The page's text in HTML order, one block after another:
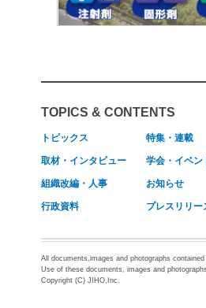
TOPICS & CONTENTS
トピックス 特集・連載
取材・インタビュー 学会・イベン
組織改編・人事 お知らせ
行政資料 プレスリリー
All documents,images and photographs
Use of these documents, images and
Copyright (C) JIHO,Inc.